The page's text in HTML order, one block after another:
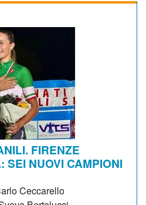
FIRENZE
SEI NUOVI CAMPIONI
Ceccarello